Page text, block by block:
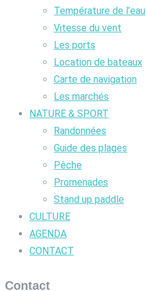
Température de l’eau
Vitesse du vent
Les ports
Location de bateaux
Carte de navigation
Les marchés
NATURE & SPORT
Randonnées
Guide des plages
Pêche
Promenades
Stand up paddle
CULTURE
AGENDA
CONTACT
Contact